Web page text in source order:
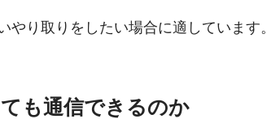
り取りをしたい場合に適しています。
も通信できるのか